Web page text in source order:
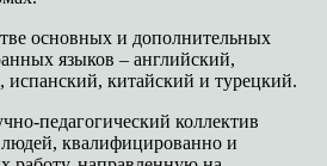
основных и дополнительных
языков – английский,
китайский и турецкий.
педагогический коллектив
квалифицированно и